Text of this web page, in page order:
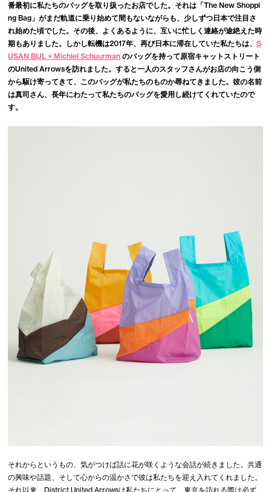
番最初に私たちのバッグを取り扱ったお店でした。それは「The New Shoppi
ng Bag」がまだ軌道に乗り始めて間もないながらも、少しずつ日本で注目さ
れ始めた頃でした。その後、よくあるように、互いに忙しく連絡が途絶えた時
期もありました。しかし転機は2017年、再び日本に滞在していた私たちは、 S
USAN BIJL × Michiel Schuurman のバッグを持って原宿キャットストリート
のUnited Arrowsを訪れました。すると一人のスタッフさんがお店の向こう側
から駆け寄ってきて、このバッグが私たちのものか尋ねてきました。彼の名前
は真司さん、長年にわたって私たちのバッグを愛用し続けてくれていたので
す。
それからというもの、気がつけば話に花が咲くような会話が続きました。共通
の興味や話題、そして心からの温かさで彼は私たちを迎え入れてくれました。
それ以来、District United Arrowsは私たちにとって、東京を訪れる際は必ず